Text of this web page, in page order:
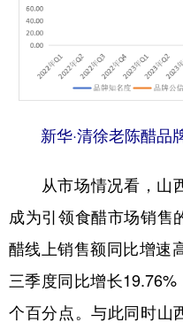
新华·清徐老陈醋品
从市场情况看，山西
成为引领食醋市场销售
醋线上销售额同比增速
三季度同比增长
个百分点。与此同时山